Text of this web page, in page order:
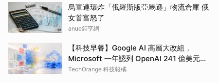
烏軍連環炸「俄羅斯版亞馬遜」物流倉庫 俄
女首富怒了
anue鉅亨網
【科技早餐】Google AI 高層大改組，
Microsoft 一年認列 OpenAI 241 億美元營
收
TechOrange 科技報橘